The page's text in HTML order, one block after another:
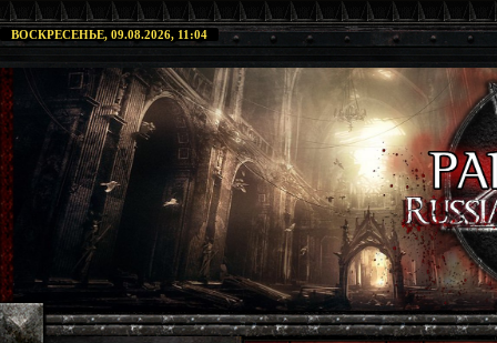
ВОСКРЕСЕНЬЕ, 09.08.2026, 11:04